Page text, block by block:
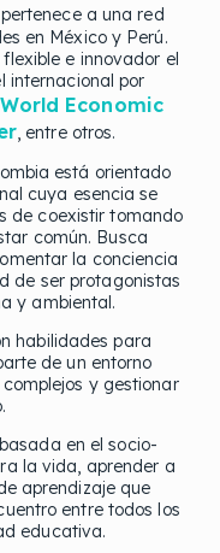
pertenece a una red
en México y Perú.
e innovador el
internacional por
World Economic
, entre otros.
está orientado
cuya esencia se
de coexistir tomando
común. Busca
la conciencia
de ser protagonistas
y ambiental.
habilidades para
de un entorno
y gestionar
en el socio-
la vida, aprender a
aprendizaje que
entre todos los
educativa.